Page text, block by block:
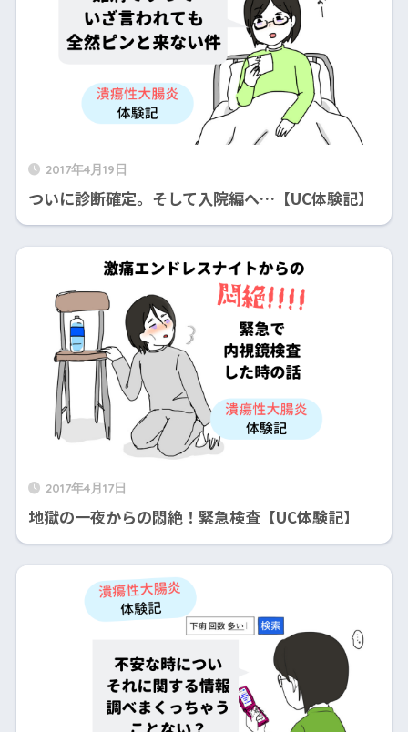
2017年4月19日
ついに診断確定。そして入院編へ…【UC体験記】
2017年4月17日
地獄の一夜からの悶絶！緊急検査【UC体験記】